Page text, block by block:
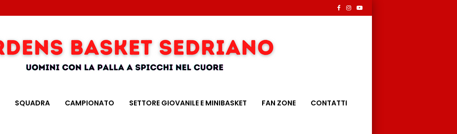
SQUADRA CAMPIONATO SETTORE GIOVANILE E MINIBASKET FAN ZONE CONTATTI